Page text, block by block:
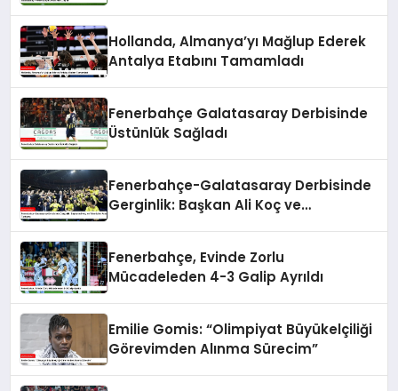
Hollanda, Almanya’yı Mağlup Ederek
Antalya Etabını Tamamladı
Fenerbahçe Galatasaray Derbisinde
Üstünlük Sağladı
Fenerbahçe-Galatasaray Derbisinde
Gerginlik: Başkan Ali Koç ve
Fenerbahçe, Evinde Zorlu
Mücadeleden 4-3 Galip Ayrıldı
Emilie Gomis: “Olimpiyat Büyükelçiliği
Görevimden Alınma Sürecim”